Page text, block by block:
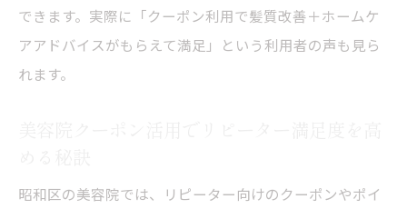
できます。実際に「クーポン利用で髪質改善＋ホームケ
アアドバイスがもらえて満足」という利用者の声も見ら
れます。
昭和区の美容院では、リピーター向けのクーポンやポイ